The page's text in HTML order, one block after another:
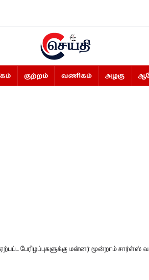
குற்றம் வணிகம் அழகு
பேரிழப்புகளுக்கு மன்னர் மூன்றாம் சார்ள்ஸ்